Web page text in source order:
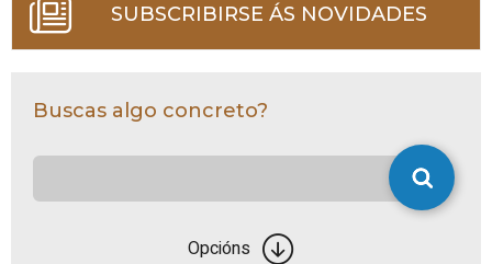
SUBSCRIBIRSE ÁS NOVIDADES
Buscas algo concreto?
Opcións